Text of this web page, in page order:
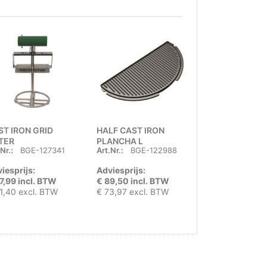
IRON GRID
BGE-127341
incl. BTW
excl. BTW
HALF CAST IRON
PLANCHA L
Art.Nr.: BGE-122988
Adviesprijs:
€ 89,50 incl. BTW
€ 73,97 excl. BTW